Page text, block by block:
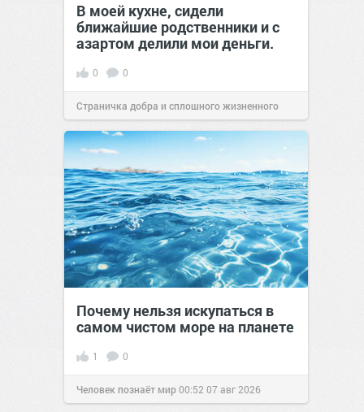
В моей кухне, сидели
ближайшие родственники и с
азартом делили мои деньги.
0 0
Страничка добра и сплошного жизненного
позитива!00:2907 авг 2026
Почему нельзя искупаться в
самом чистом море на планете
1 0
Человек познаёт мир00:52 07 авг 2026